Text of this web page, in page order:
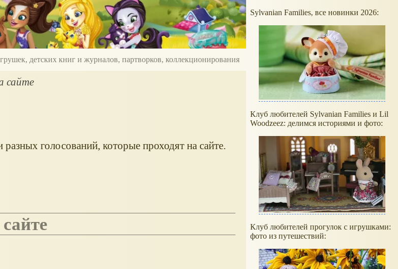
детских книг и журналов, партворков, коллекционирования
сайте
разных голосований, которые проходят на сайте.
Sylvanian Families, все новинки 2026:
Клуб любителей Sylvanian Families и Lil
Woodzeez: делимся историями и фото:
Клуб любителей прогулок с игрушками:
фото из путешествий: